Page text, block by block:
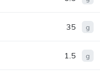
35 g
1.5 g